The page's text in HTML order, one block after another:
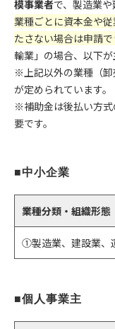
模事業者で、製造業や
業種ごとに資本金や
たさない場合は申請で
輸業」の場合、以下が
※上記以外の業種（
が定められています。
※補助金は後払い方
要です。
■中小企業
業種分類・組織形態
①製造業、建設業、
■個人事業主